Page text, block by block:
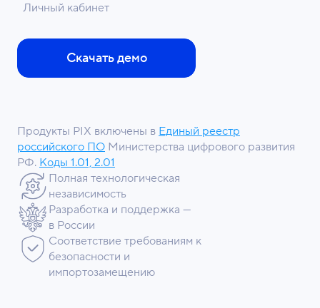
Скачать демо
Личный кабинет
Продукты PIX включены в Единый реестр
российского ПО Министерства цифрового развития
РФ. Коды 1.01, 2.01
Полная технологическая
независимость
Разработка и поддержка —
в России
Соответствие требованиям к
безопасности и
импортозамещению